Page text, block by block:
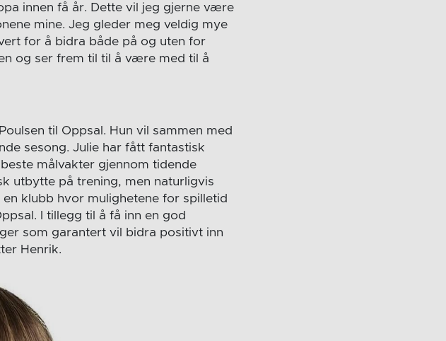
innen få år. Dette vil jeg gjerne være
mine. Jeg gleder meg veldig mye
for å bidra både på og uten for
og ser frem til til å være med til å
til Oppsal. Hun vil sammen med
sesong. Julie har fått fantastisk
målvakter gjennom tidende
utbytte på trening, men naturligvis
klubb hvor mulighetene for spilletid
I tillegg til å få inn en god
som garantert vil bidra positivt inn
Henrik.